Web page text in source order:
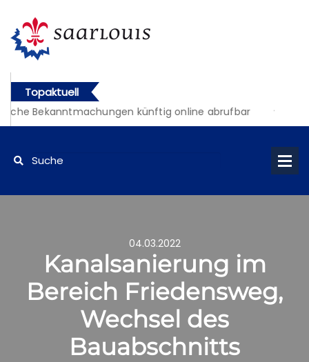
Topaktuell
Bekanntmachungen künftig online abrufbar
04.03.2022
Kanalsanierung im
Bereich Friedensweg,
Wechsel des
Bauabschnitts